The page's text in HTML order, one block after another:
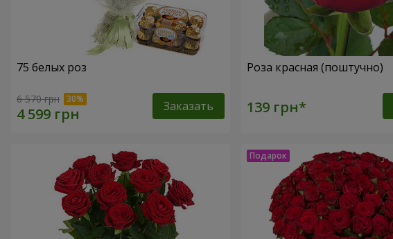
75 белых роз
6 570 грн Заказать
Роза красная (поштучно)